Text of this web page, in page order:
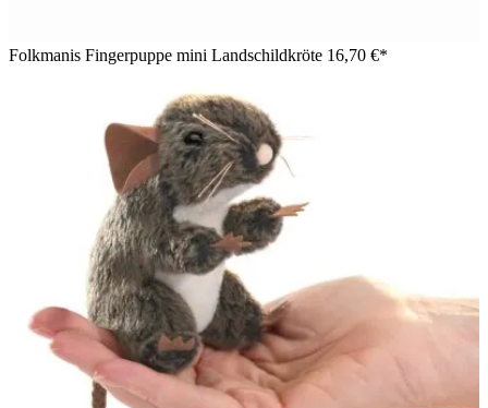
Folkmanis Fingerpuppe mini Landschildkröte 16,70 €*